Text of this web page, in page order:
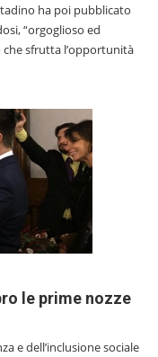
ha poi pubblicato
“orgoglioso ed
sfrutta l’opportunità
le prime nozze
e dell’inclusione sociale